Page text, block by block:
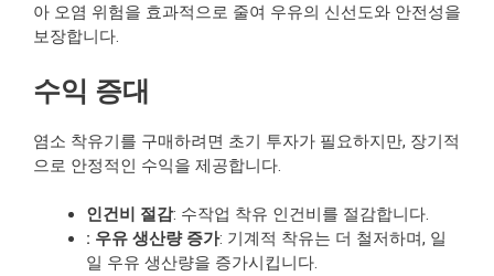
아 오염 위험을 효과적으로 줄여 우유의 신선도와 안전성을
보장합니다.
수익 증대
염소 착유기를 구매하려면 초기 투자가 필요하지만, 장기적
으로 안정적인 수익을 제공합니다.
인건비 절감: 수작업 착유 인건비를 절감합니다.
: 우유 생산량 증가: 기계적 착유는 더 철저하며, 일
일 우유 생산량을 증가시킵니다.